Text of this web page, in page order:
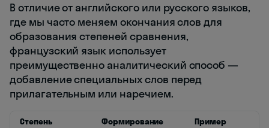
В отличие от английского или русского языков,
где мы часто меняем окончания слов для
образования степеней сравнения,
французский язык использует
преимущественно аналитический способ —
добавление специальных слов перед
прилагательным или наречием.
Степень Формирование
Пример